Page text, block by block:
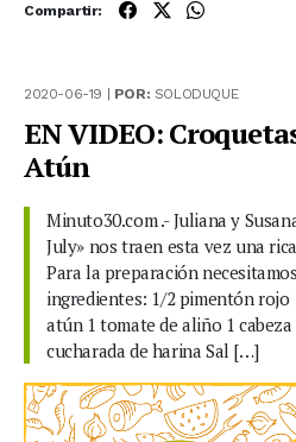
Compartir:
2020-06-19 | POR: SOLODUQUE
EN VIDEO:
Atún
Minuto30.com .- Juliana y
July» nos traen esta vez una
Para la preparación
ingredientes: 1/2 pimentón rojo
atún 1 tomate de aliño 1
cucharada de harina Sal […]